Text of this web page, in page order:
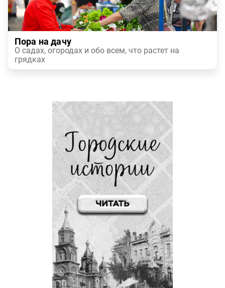
Пора на дачу
О садах, огородах и обо всем, что растет на
грядках